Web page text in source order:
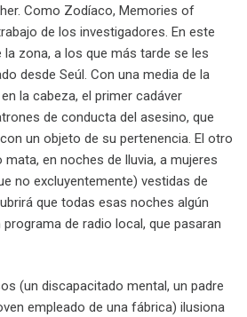
Como Zodíaco, Memories of
de los investigadores. En este
zona, a los que más tarde se les
desde Seúl. Con una media de la
la cabeza, el primer cadáver
de conducta del asesino, que
un objeto de su pertenencia. El otro
en noches de lluvia, a mujeres
no excluyentemente) vestidas de
que todas esas noches algún
de radio local, que pasaran
(un discapacitado mental, un padre
empleado de una fábrica) ilusiona